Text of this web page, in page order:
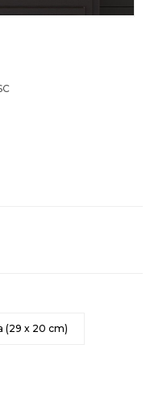
(29 x 20 cm)